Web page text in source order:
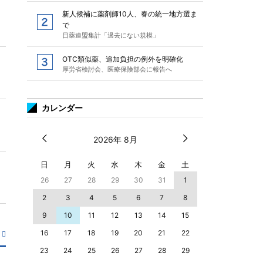
新人候補に薬剤師10人、春の統一地方選ま
で
日薬連盟集計「過去にない規模」
OTC類似薬、追加負担の例外を明確化
厚労省検討会、医療保険部会に報告へ
カレンダー
2026年 8月
日 月 火 水 木 金 土
26 27 28 29 30 31
1
2
3 4 5 6 7
8
9
10 11 12 13 14
15
16
17 18 19 20 21
22
23
24 25 26 27 28 29